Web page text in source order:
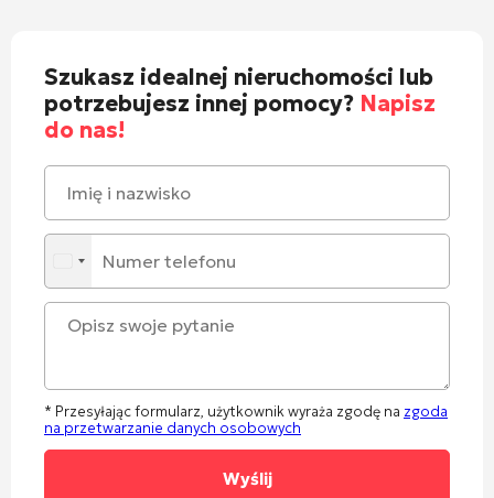
Szukasz idealnej nieruchomości lub
potrzebujesz innej pomocy? Napisz
do nas!
* Przesyłając formularz, użytkownik wyraża zgodę na zgoda
na przetwarzanie danych osobowych